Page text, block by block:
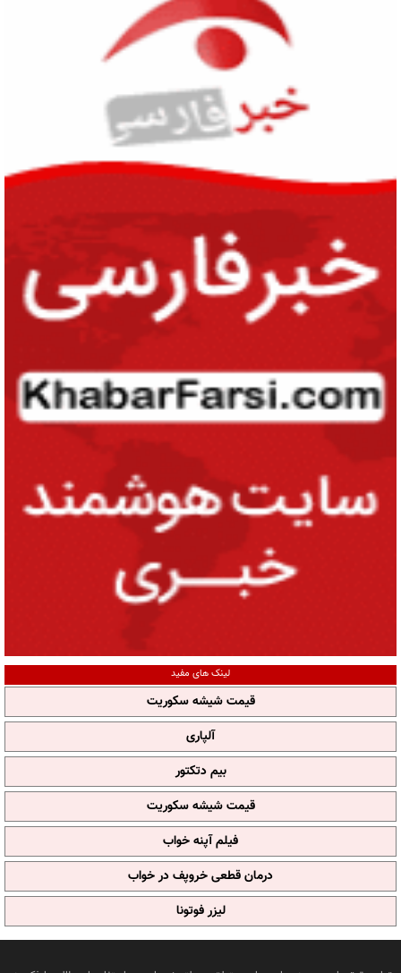
لینک های مفید
قیمت شیشه سکوریت
آلپاری
بیم دتکتور
قیمت شیشه سکوریت
فیلم آپنه خواب
درمان قطعی خروپف در خواب
لیزر فوتونا